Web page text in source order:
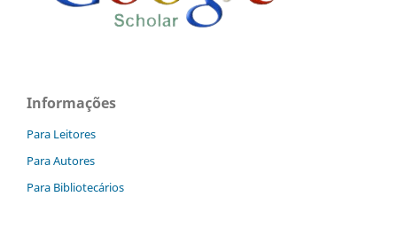
Informações
Para Leitores
Para Autores
Para Bibliotecários